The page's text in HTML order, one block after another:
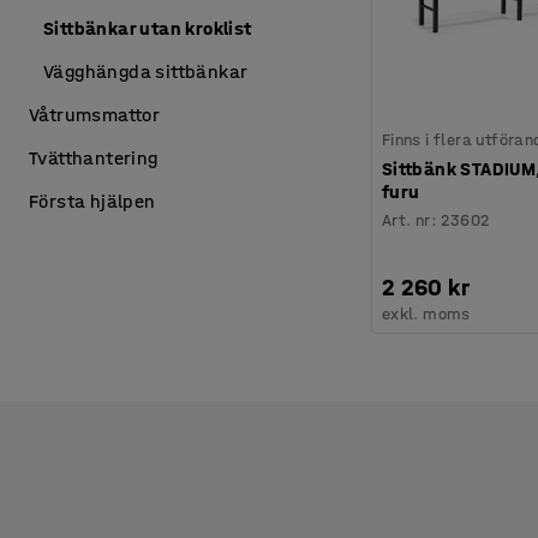
Finns i flera
Sittbänk
furu
Art. nr: 23602
2 260 kr
exkl. moms
Sittbänkar utan kroklist
Vägghängda sittbänkar
Våtrumsmattor
Tvätthantering
Första hjälpen